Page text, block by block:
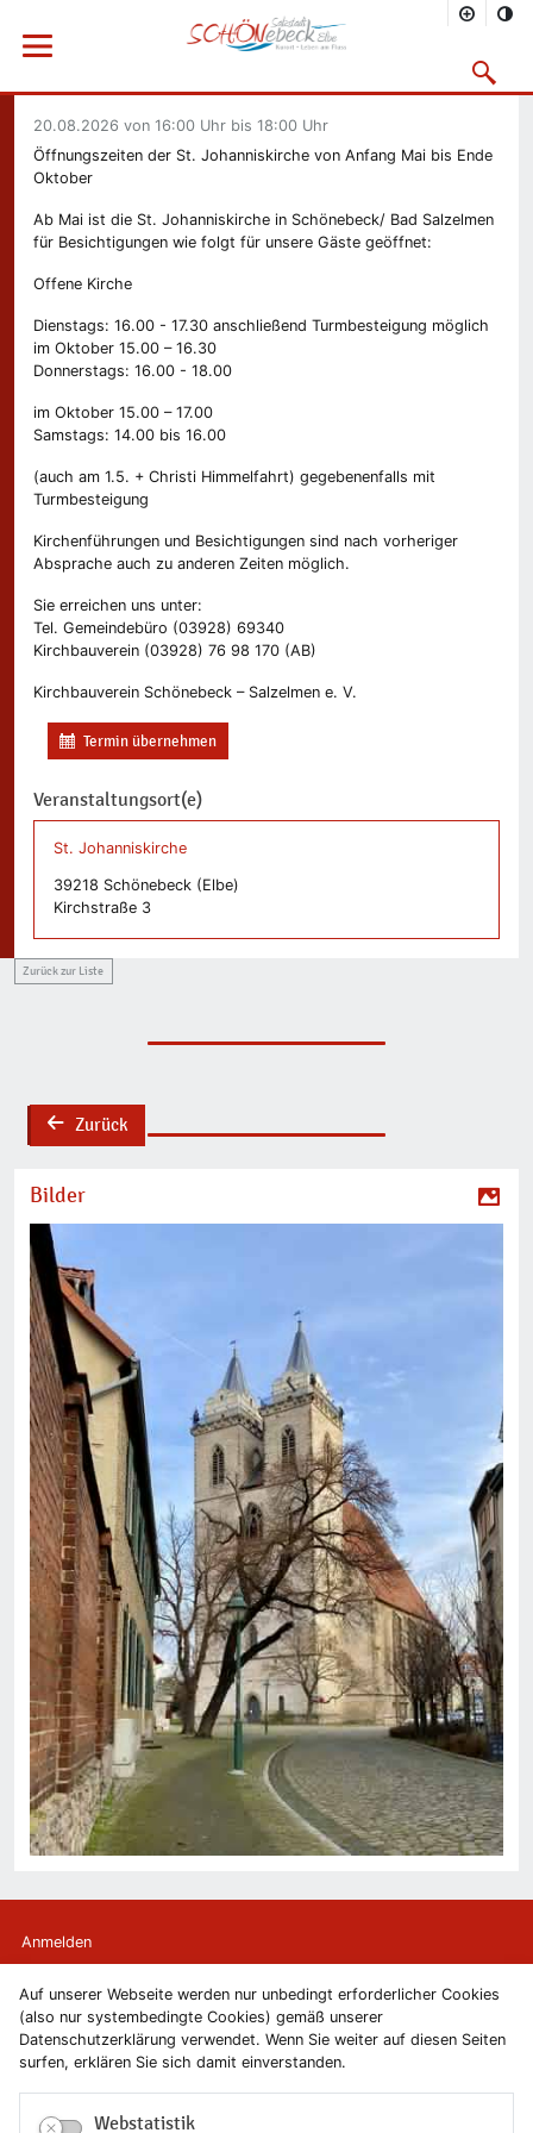
Auf unserer Webseite werden nur unbedingt erforderlicher Cookies
(also nur systembedingte Cookies) gemäß unserer
Datenschutzerklärung verwendet. Wenn Sie weiter auf diesen Seiten
surfen, erklären Sie sich damit einverstanden.
Webstatistik
Menü öffnen
Vorheriges Bild
Sie befinden sich hier Startseite Freizeit Kalender
20.08.2026 von 16:00 Uhr bis 18:00 Uhr
Öffnungszeiten der St. Johanniskirche von Anfang Mai bis Ende
Oktober
Ab Mai ist die St. Johanniskirche in Schönebeck/ Bad Salzelmen
für Besichtigungen wie folgt für unsere Gäste geöffnet:
Offene Kirche
Dienstags: 16.00 - 17.30 anschließend Turmbesteigung möglich
im Oktober 15.00 – 16.30
Donnerstags: 16.00 - 18.00
im Oktober 15.00 – 17.00
Samstags: 14.00 bis 16.00
(auch am 1.5. + Christi Himmelfahrt) gegebenenfalls mit
Turmbesteigung
Kirchenführungen und Besichtigungen sind nach vorheriger
Absprache auch zu anderen Zeiten möglich.
Sie erreichen uns unter:
Tel. Gemeindebüro (03928) 69340
Kirchbauverein (03928) 76 98 170 (AB)
Kirchbauverein Schönebeck – Salzelmen e. V.
Termin übernehmen
Veranstaltungsort(e)
St. Johanniskirche
39218 Schönebeck (Elbe)
Kirchstraße 3
Zurück zur Liste
backZurück
Bilder
Anmelden
Kontakt
Newsletter